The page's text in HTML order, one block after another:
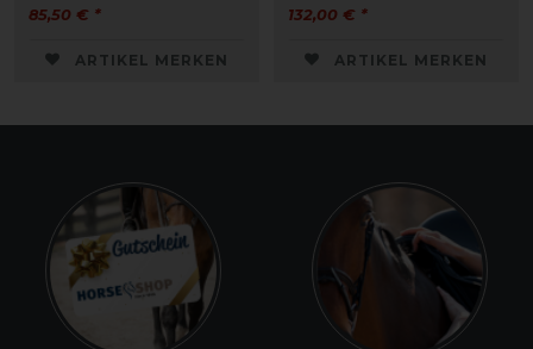
85,50 € *
ARTIKEL MERKEN
132,00 € *
ARTIKEL MERKEN